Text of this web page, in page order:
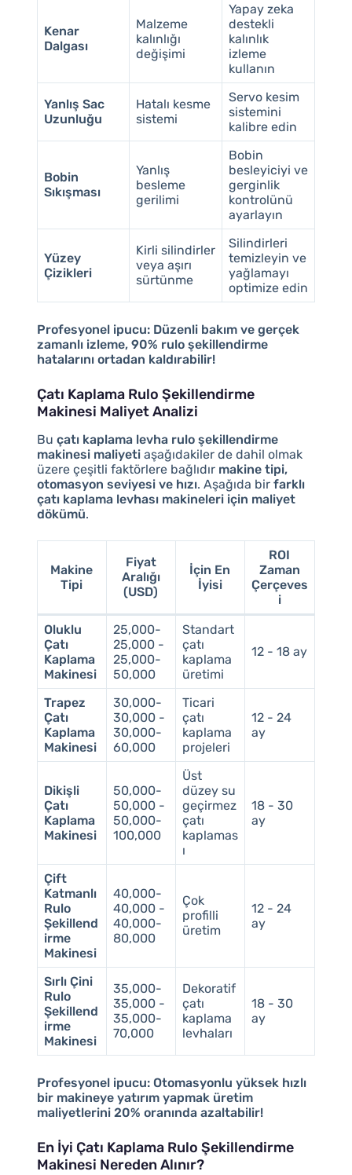
Kenar
Dalgası
Malzeme
kalınlığı
değişimi
Yapay zeka
destekli
kalınlık
izleme
kullanın
Yanlış Sac
Uzunluğu
Hatalı kesme
sistemi
Servo kesim
sistemini
kalibre edin
Bobin
Sıkışması
Yanlış
besleme
gerilimi
Bobin
besleyiciyi ve
gerginlik
kontrolünü
ayarlayın
Yüzey
Çizikleri
Kirli silindirler
veya aşırı
sürtünme
Silindirleri
temizleyin ve
yağlamayı
optimize edin
Profesyonel ipucu: Düzenli bakım ve gerçek
zamanlı izleme, 90% rulo şekillendirme
hatalarını ortadan kaldırabilir!
Çatı Kaplama Rulo Şekillendirme
Makinesi Maliyet Analizi
Bu çatı kaplama levha rulo şekillendirme
makinesi maliyetiaşağıdakiler de dahil olmak
üzere çeşitli faktörlere bağlıdır makine tipi,
otomasyon seviyesi ve hızı. Aşağıda bir farklı
çatı kaplama levhası makineleri için maliyet
dökümü.
Makine
Tipi
Fiyat
Aralığı
(USD)
İçin En
İyisi
ROI
Zaman
Çerçeves
i
Oluklu
Çatı
Kaplama
Makinesi
25,000-
25,000 -
25,000-
50,000
Standart
çatı
kaplama
üretimi
12 - 18 ay
Trapez
Çatı
Kaplama
Makinesi
30,000-
30,000 -
30,000-
60,000
Ticari
çatı
kaplama
projeleri
12 - 24
ay
Dikişli
Çatı
Kaplama
Makinesi
50,000-
50,000 -
50,000-
100,000
Üst
düzey su
geçirmez
çatı
kaplamas
ı
18 - 30
ay
Çift
Katmanlı
Rulo
Şekillend
irme
Makinesi
40,000-
40,000 -
40,000-
80,000
Çok
profilli
üretim
12 - 24
ay
Sırlı Çini
Rulo
Şekillend
irme
Makinesi
35,000-
35,000 -
35,000-
70,000
Dekoratif
çatı
kaplama
levhaları
18 - 30
ay
Profesyonel ipucu: Otomasyonlu yüksek hızlı
bir makineye yatırım yapmak üretim
maliyetlerini 20% oranında azaltabilir!
En İyi Çatı Kaplama Rulo Şekillendirme
Makinesi Nereden Alınır?